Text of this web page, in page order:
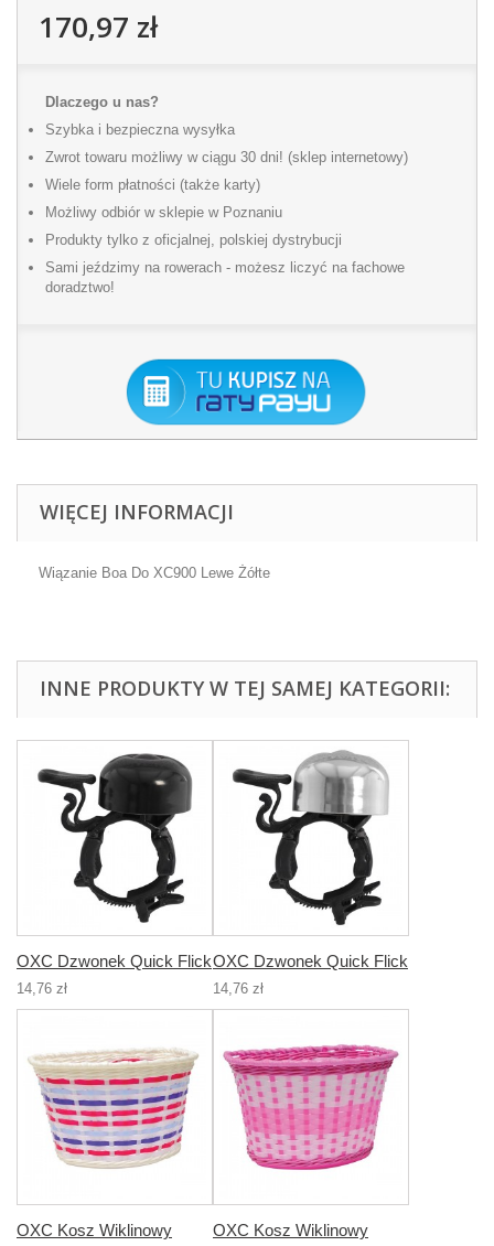
170,97 zł
Dlaczego u nas?
Szybka i bezpieczna wysyłka
Zwrot towaru możliwy w ciągu 30 dni! (sklep internetowy)
Wiele form płatności (także karty)
Możliwy odbiór w sklepie w Poznaniu
Produkty tylko z oficjalnej, polskiej dystrybucji
Sami jeździmy na rowerach - możesz liczyć na fachowe
doradztwo!
WIĘCEJ INFORMACJI
Wiązanie Boa Do XC900 Lewe Żółte
INNE PRODUKTY W TEJ SAMEJ KATEGORII:
OXC Dzwonek Quick Flick
14,76 zł
OXC Dzwonek Quick Flick
14,76 zł
OXC Kosz Wiklinowy
OXC Kosz Wiklinowy